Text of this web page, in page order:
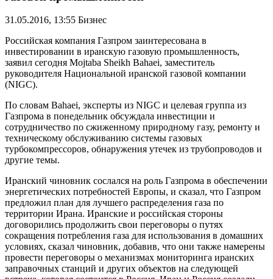
31.05.2016, 13:55 Бизнес
Российская компания Газпром заинтересована в
инвестировании в иранскую газовую промышленность,
заявил сегодня Mojtaba Sheikh Bahaei, заместитель
руководителя Национальной иранской газовой компании
(NIGC).
По словам Bahaei, эксперты из NIGC и целевая группа из
Газпрома в понедельник обсуждала инвестиции и
сотрудничество по сжиженному природному газу, ремонту и
техническому обслуживанию системы газовых
турбокомпрессоров, обнаружения утечек из трубопроводов и
другие темы.
Иранский чиновник сослался на роль Газпрома в обеспечении
энергетических потребностей Европы, и сказал, что Газпром
предложил план для лучшего распределения газа по
территории Ирана. Иранские и российская стороны
договорились продолжить свои переговоры о путях
сокращения потребления газа для использования в домашних
условиях, сказал чиновник, добавив, что они также намерены
провести переговоры о механизмах мониторинга иранских
заправочных станций и других объектов на следующей